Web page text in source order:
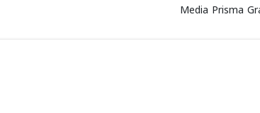
Media Prisma